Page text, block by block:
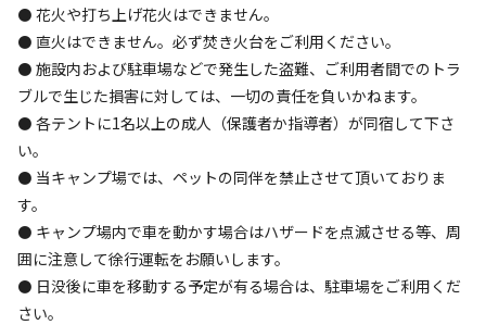
金はその都度、受付にてお支払い頂くか、予めご利用予定がある
場合は、事前に直接ご連絡をお願い致します。
⚫ 花火や打ち上げ花火はできません。
⚫ 直火はできません。必ず焚き火台をご利用ください。
⚫ 施設内および駐車場などで発生した盗難、ご利用者間でのトラ
ブルで生じた損害に対しては、一切の責任を負いかねます。
⚫ 各テントに1名以上の成人（保護者か指導者）が同宿して下さ
い。
⚫ 当キャンプ場では、ペットの同伴を禁止させて頂いておりま
す。
⚫ キャンプ場内で車を動かす場合はハザードを点滅させる等、周
囲に注意して徐行運転をお願いします。
⚫ 日没後に車を移動する予定が有る場合は、駐車場をご利用くだ
さい。
まったり
落ち着く
にぎやか
利用者層
25 % 25 % 25 % 25 %
#カップルにおすすめ #ファミリーにおすすめ
#グループにおすすめ #ソロにおすすめ # 絶景